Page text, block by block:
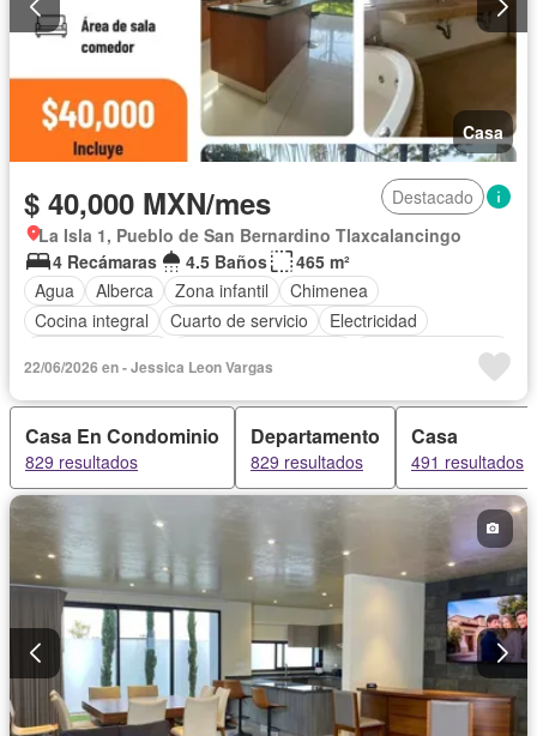
Casa
$ 40,000 MXN/mes
Destacado
La Isla 1, Pueblo de San Bernardino Tlaxcalancingo
4 Recámaras
4.5 Baños
465 m²
Agua
Alberca Zona infantil
Chimenea
Cocina integral
Cuarto de servicio
Electricidad
Permite mascotas
Permite niños
Sin amueblar
22/06/2026 en - Jessica Leon Vargas
Casa En Condominio
829 resultados
Departamento
829 resultados
Casa
491 resultados